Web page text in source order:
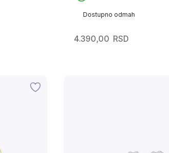
Dostupno odmah
4.390,00 RSD